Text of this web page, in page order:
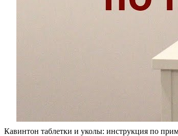
Кавинтон таблетки и уколы: инструкция по